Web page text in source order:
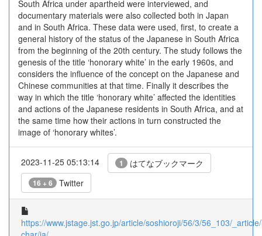
South Africa under apartheid were interviewed, and
documentary materials were also collected both in Japan
and in South Africa. These data were used, first, to create a
general history of the status of the Japanese in South Africa
from the beginning of the 20th century. The study follows the
genesis of the title ‘honorary white’ in the early 1960s, and
considers the influence of the concept on the Japanese and
Chinese communities at that time. Finally it describes the
way in which the title ‘honorary white’ affected the identities
and actions of the Japanese residents in South Africa, and at
the same time how their actions in turn constructed the
image of ‘honorary whites’.
2023-11-25 05:13:14 1 はてなブックマーク
16 + 6 Twitter
https://www.jstage.jst.go.jp/article/soshioroji/56/3/56_103/